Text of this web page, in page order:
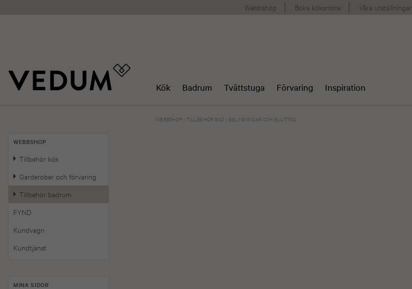
Webbshop Boka köksmöte Våra utställningar
Kök Badrum Tvättstuga Förvaring Inspiration
WEBBSHOP >TILLBEHÖR BAD BELYSNINGAR OCH ELUTTAG
WEBBSHOP
Tillbehör kök
Garderober och förvaring
Tillbehör badrum
FYND
Kundvagn
Kundtjänst
MINA SIDOR